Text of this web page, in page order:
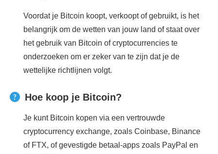
Voordat je Bitcoin koopt, verkoopt of gebruikt, is het
belangrijk om de wetten van jouw land of staat over
het gebruik van Bitcoin of cryptocurrencies te
onderzoeken om er zeker van te zijn dat je de
wettelijke richtlijnen volgt.
Hoe koop je Bitcoin?
Je kunt Bitcoin kopen via een vertrouwde
cryptocurrency exchange, zoals Coinbase, Binance
of FTX, of gevestigde betaal-apps zoals PayPal en